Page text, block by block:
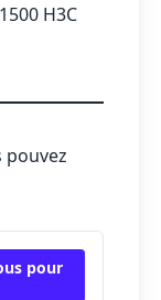
H3C
pouvez
pour